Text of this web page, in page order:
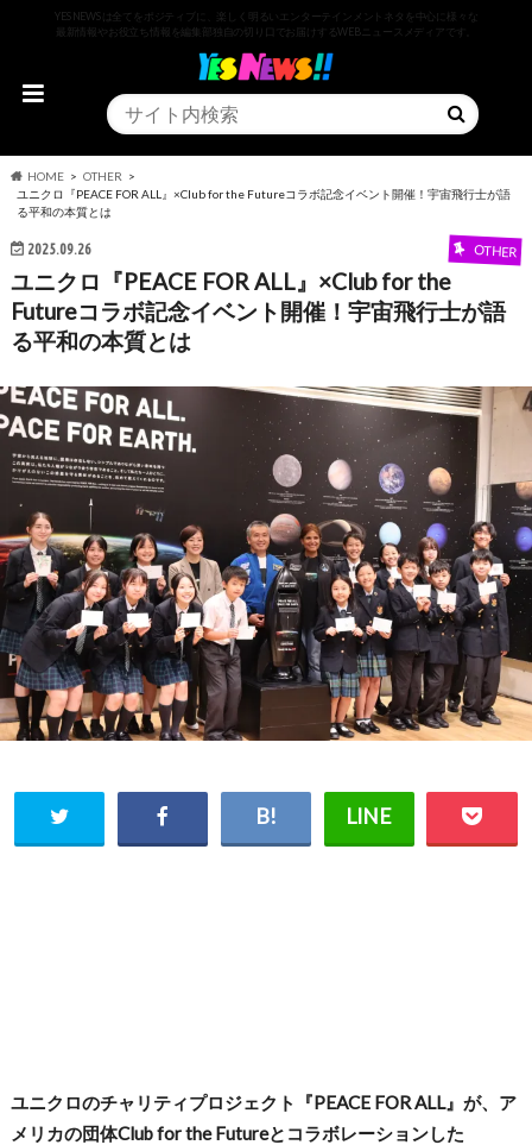
YESNEWSは全てをポジティブに、楽しく明るいエンターテインメントネタを中心に様々な
最新情報やお役立ち情報を編集部独自の切り口でお届けするWEBニュースメディアです。
HOME
OTHER
ユニクロ『PEACE FOR ALL』×Club for the Futureコラボ記念イベント開催！宇宙飛行士が語
る平和の本質とは
2025.09.26 OTHER
ユニクロ『PEACE FOR ALL』×Club for the
Futureコラボ記念イベント開催！宇宙飛行士が語
る平和の本質とは
ユニクロのチャリティプロジェクト『PEACE FOR ALL』が、ア
メリカの団体Club for the Futureとコラボレーションした